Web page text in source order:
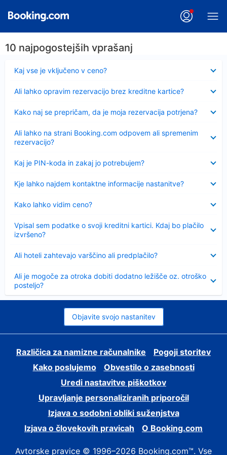
10 najpogostejših vprašanj
Kaj vse je vključeno v ceno?
Ali lahko opravim rezervacijo brez kreditne kartice?
Kako naj se prepričam, da je moja rezervacija potrjena?
Ali lahko na strani Booking.com odpovem ali spremenim
rezervacijo?
Kaj je PIN-koda in zakaj jo potrebujem?
Kje lahko najdem kontaktne informacije nastanitve?
Kako lahko vidim ceno?
Vpisal sem podatke o svoji kreditni kartici. Kdaj bo plačilo
izvršeno?
Ali hoteli zahtevajo varščino ali predplačilo?
Ali je mogoče za otroka dobiti dodatno ležišče oz. otroško
posteljo?
Objavite svojo nastanitev
Različica za namizne računalnike
Pogoji storitev
Kako poslujemo
Obvestilo o zasebnosti
Uredi nastavitve piškotkov
Upravljanje personaliziranih priporočil
Izjava o sodobni obliki suženjstva
Izjava o človekovih pravicah
O Booking.com
Avtorske pravice © 1996–2026 Booking.com™. Vse